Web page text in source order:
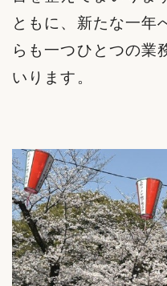
ともに、新たな一年
らも一つひとつの業
いります。